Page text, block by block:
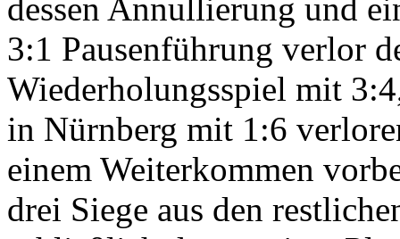
dessen Annullierung und
3:1 Pausenführung verlor
Wiederholungsspiel mit
in Nürnberg mit 1:6
einem Weiterkommen
drei Siege aus den